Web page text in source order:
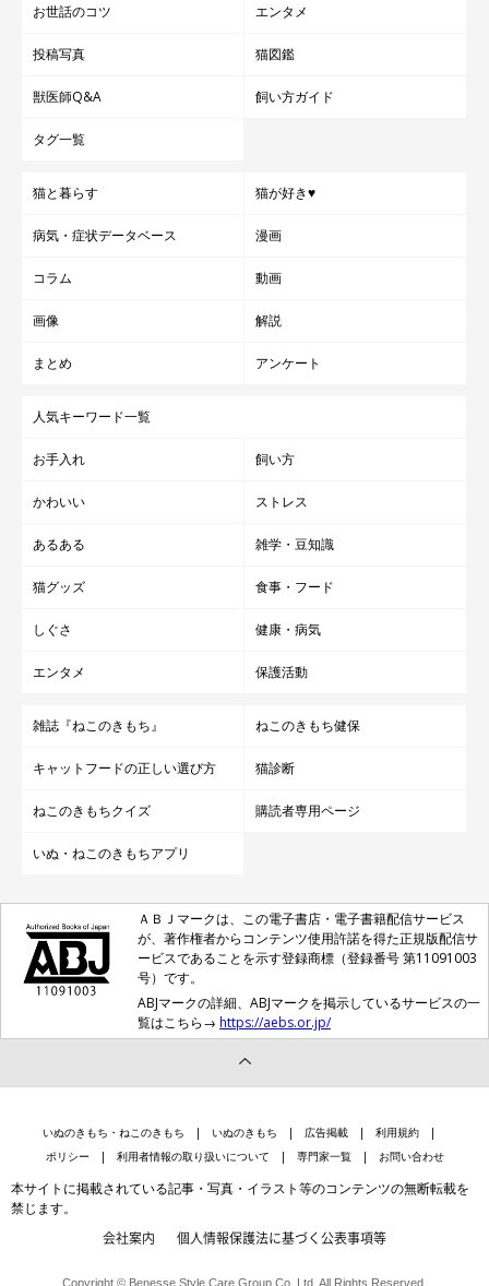
お世話のコツ エンタメ
投稿写真 猫図鑑
獣医師Q&A 飼い方ガイド
タグ一覧
猫と暮らす 猫が好き♥
病気・症状データベース 漫画
コラム 動画
画像 解説
まとめ アンケート
人気キーワード一覧
お手入れ 飼い方
かわいい ストレス
あるある 雑学・豆知識
猫グッズ 食事・フード
しぐさ 健康・病気
エンタメ 保護活動
雑誌『ねこのきもち』 ねこのきもち健保
キャットフードの正しい選び方 猫診断
ねこのきもちクイズ 購読者専用ページ
いぬ・ねこのきもちアプリ
ＡＢＪマークは、この電子書店・電子書籍配信サービス
が、著作権者からコンテンツ使用許諾を得た正規版配信サ
ービスであることを示す登録商標（登録番号 第11091003
号）です。
ABJマークの詳細、ABJマークを掲示しているサービスの一
覧はこちら→ https://aebs.or.jp/
いぬのきもち・ねこのきもち いぬのきもち 広告掲載
利用規約
ポリシー
利用者情報の取り扱いについて 専門家一覧 お問い合わせ
本サイトに掲載されている記事・写真・イラスト等のコンテンツの無断転載を
禁じます。
会社案内 個人情報保護法に基づく公表事項等
Copyright © Benesse Style Care Group Co.,Ltd. All Rights Reserved.